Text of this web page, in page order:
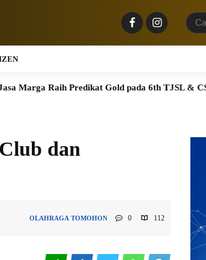
Predikat Gold pada 6th TJSL & CSR Award 2026
dan
OLAHRAGA TOMOHON 0 112